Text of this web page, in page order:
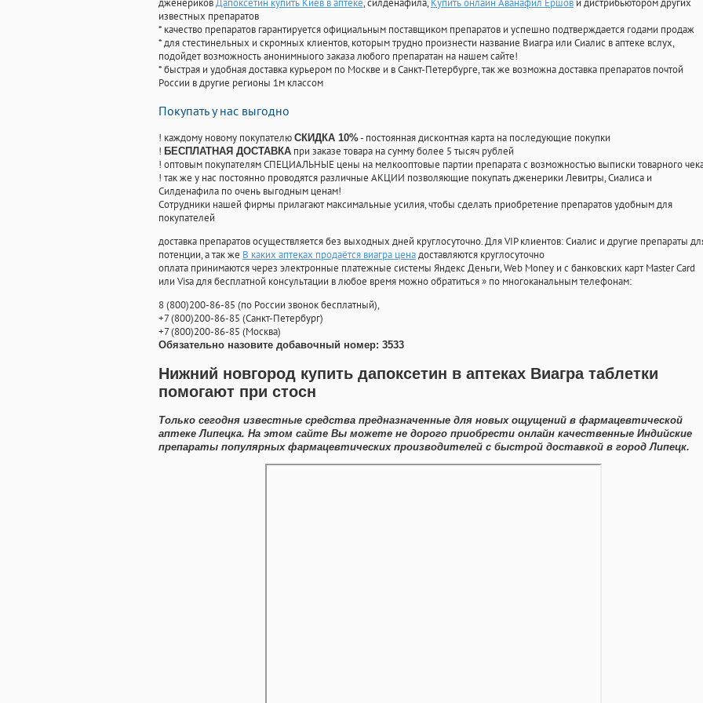
дженериковДапоксетин купить Киев в аптеке, силденафила, Купить онлайн Аванафил Ершов и дистрибьютором других
известных препаратов
* качество препаратов гарантируется официальным поставщиком препаратов и успешно подтверждается годами продаж
* для стестинельных и скромных клиентов, которым трудно произнести название Виагра или Сиалис в аптеке вслух,
подойдет возможность анонимныого заказа любого препаратан на нашем сайте!
* быстрая и удобная доставка курьером по Москве и в Санкт-Петербурге, так же возможна доставка препаратов почтой
России в другие регионы 1м классом
Покупать у нас выгодно
! каждому новому покупателю СКИДКА 10%- постоянная дисконтная карта на последующие покупки
! БЕСПЛАТНАЯ ДОСТАВКА при заказе товара на сумму более 5 тысяч рублей
! оптовым покупателям СПЕЦИАЛЬНЫЕ цены на мелкооптовые партии препарата с возможностью выписки товарного
! так же у нас постоянно проводятся различные АКЦИИ позволяющие покупать дженерики Левитры, Сиалиса и
Силденафила по очень выгодным ценам!
Cотрудники нашей фирмы прилагают максимальные усилия, чтобы сделать приобретение препаратов удобным для
покупателей
доставка препаратов осуществляется без выходных дней круглосуточно. Для VIP клиентов: Сиалис и другие препараты
потенции, а так же В каких аптеках продаётся виагра ценадоставляются круглосуточно
оплата принимаются через электронные платежные системы Яндекс Деньги, Web Money и с банковских карт Master Card
или Visa для бесплатной консультации в любое время можно обратиться» по многоканальным телефонам:
8(800)200-86-85 (по России звонок бесплатный),
+7(800)200-86-85 (Санкт-Петербург)
+7(800)200-86-85 (Москва)
Обязательно назовите добавочный номер: 3533
Нижний новгород купить дапоксетин в аптеках Виагра таблетки
помогают при стосн
Только сегодня известные средства предназначенные для новых ощущений в фармацевтической
аптеке Липецка. На этом сайте Вы можете не дорого приобрести онлайн качественные Индийские
препараты популярных фармацевтических производителей с быстрой доставкой в город Липецк.